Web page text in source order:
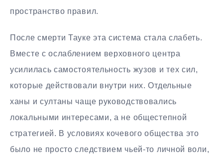
пространство правил.
После смерти Тауке эта система стала слабеть.
Вместе с ослаблением верховного центра
усилилась самостоятельность жузов и тех сил,
которые действовали внутри них. Отдельные
ханы и султаны чаще руководствовались
локальными интересами, а не общестепной
стратегией. В условиях кочевого общества это
было не просто следствием чьей-то личной воли,